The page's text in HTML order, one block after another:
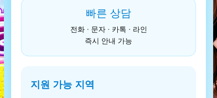
빠른 상담
전화 · 문자 · 카톡 · 라인
즉시 안내 가능
지원 가능 지역